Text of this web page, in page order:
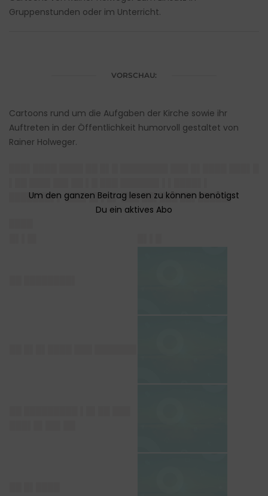
Gruppenstunden oder im Unterricht.
VORSCHAU:
Cartoons rund um die Aufgaben der Kirche sowie ihr
Auftreten in der Öffentlichkeit humorvoll gestaltet von
Rainer Holweger.
███████▌▌ ███▌█▌▌█▌ ███ ██▌███ ██▌█████▌